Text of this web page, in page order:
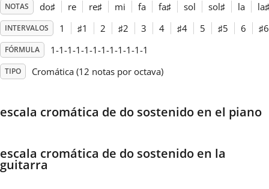
Français
한국어
NOTAS do♯ re re♯ mi fa fa♯ sol sol♯ la la♯
INTERVALOS 1 ♯1 2 ♯2 3 4 ♯4 5 ♯5 6 ♯6
FÓRMULA 1-1-1-1-1-1-1-1-1-1-1-1
TIPO Cromática (12 notas por octava)
escala cromática de do sostenido en el piano
escala cromática de do sostenido en la
guitarra